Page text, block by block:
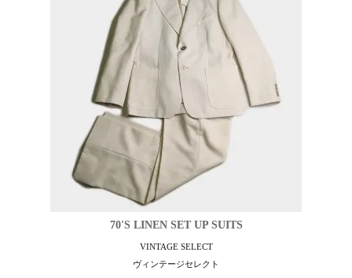
70'S LINEN SET UP SUITS
VINTAGE SELECT
ヴィンテージセレクト